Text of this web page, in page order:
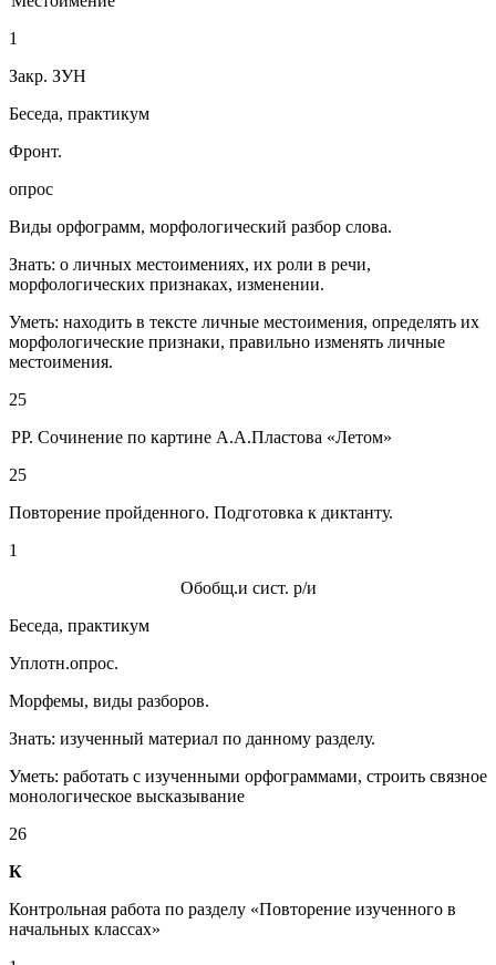
1
Закр. ЗУН
Беседа, практикум
Фронт.
опрос
Виды орфограмм, морфологический разбор слова.
Знать: о личных местоимениях, их роли в речи,
морфологических признаках, изменении.
Уметь: находить в тексте личные местоимения, определять их
морфологические признаки, правильно изменять личные
местоимения.
25
РР. Сочинение по картине А.А.Пластова «Летом»
25
Повторение пройденного. Подготовка к диктанту.
1
Обобщ.и сист. р/и
Беседа, практикум
Уплотн.опрос.
Морфемы, виды разборов.
Знать: изученный материал по данному разделу.
Уметь: работать с изученными орфограммами, строить связное
монологическое высказывание
26
К
Контрольная работа по разделу «Повторение изученного в
начальных классах»